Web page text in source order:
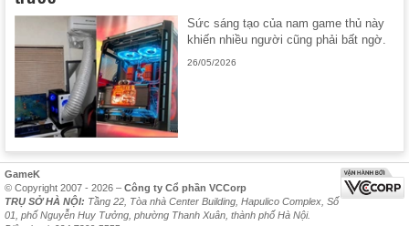
Sức sáng tạo của nam game thủ này
khiến nhiều người cũng phải bất ngờ.
26/05/2026
GameK
© Copyright 2007 - 2026 – Công ty Cổ phần VCCorp
TRỤ SỞ HÀ NỘI: Tầng 22, Tòa nhà Center Building, Hapulico Complex, Số
01, phố Nguyễn Huy Tưởng, phường Thanh Xuân, thành phố Hà Nội.